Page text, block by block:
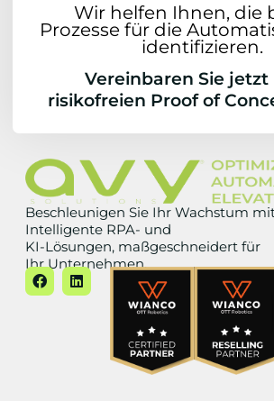
Wir helfen Ihnen, die
Prozesse für die
identifizieren.
Vereinbaren Sie jetzt
risikofreien Proof of
Beschleunigen Sie Ihr Wachstum
Intelligente RPA- und
KI-Lösungen, maßgeschneidert für
Ihr Unternehmen.